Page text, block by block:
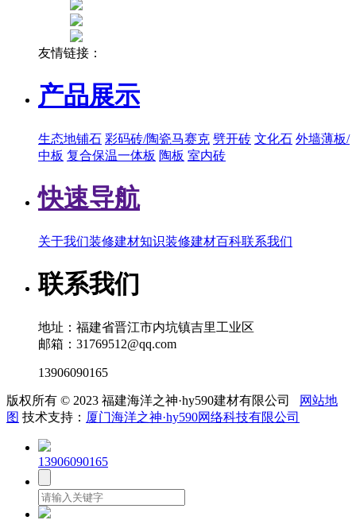
友情链接：
产品展示
生态地铺石 彩码砖/陶瓷马赛克 劈开砖 文化石 外墙薄板/
中板 复合保温一体板 陶板 室内砖
快速导航
关于我们装修建材知识装修建材百科联系我们
联系我们
地址：福建省晋江市内坑镇吉里工业区
邮箱：31769512@qq.com
13906090165
版权所有 © 2023 福建海洋之神·hy590建材有限公司
网站地
图 技术支持： 厦门海洋之神·hy590网络科技有限公司
13906090165